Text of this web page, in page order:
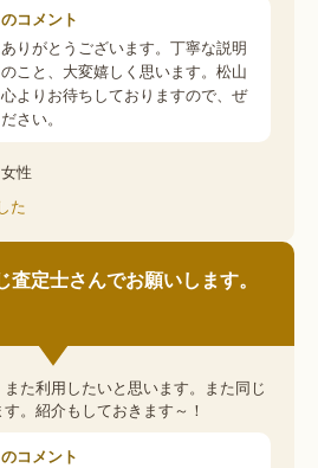
コメント
りがとうございます。丁寧な説明
こと、大変嬉しく思います。松山
よりお待ちしておりますので、ぜ
さい。
女性
た
査定士さんでお願いします。
た利用したいと思います。また同じ
。紹介もしておきます～！
コメント